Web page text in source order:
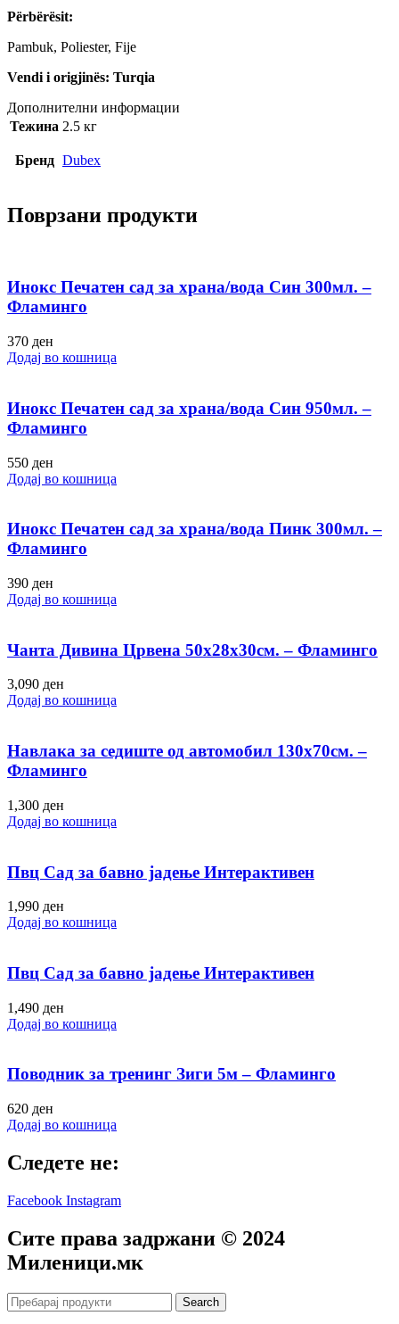
Përbërësit:
Pambuk, Poliester, Fije
Vendi i origjinës: Turqia
Дополнителни информации
Тежина 2.5 кг
Бренд Dubex
Поврзани продукти
Инокс Печатен сад за храна/вода Син 300мл. –
Фламинго
370 ден
Додај во кошница
Инокс Печатен сад за храна/вода Син 950мл. –
Фламинго
550 ден
Додај во кошница
Инокс Печатен сад за храна/вода Пинк 300мл. –
Фламинго
390 ден
Додај во кошница
Чанта Дивина Црвена 50х28х30см. – Фламинго
3,090 ден
Додај во кошница
Навлака за седиште од автомобил 130х70см. –
Фламинго
1,300 ден
Додај во кошница
Пвц Сад за бавно јадење Интерактивен
1,990 ден
Додај во кошница
Пвц Сад за бавно јадење Интерактивен
1,490 ден
Додај во кошница
Поводник за тренинг Зиги 5м – Фламинго
620 ден
Додај во кошница
Следете не:
Facebook Instagram
Сите права задржани © 2024
Mиленици.мк
Search